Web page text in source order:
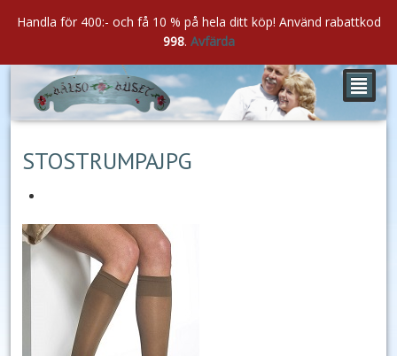
²
STOSTRUMPAJPG
Handla för 400:- och få 10 % på hela ditt köp! Använd rabattkod
998. Avfärda